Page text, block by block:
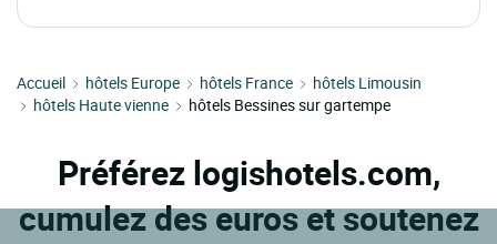
Accueil hôtels Europe hôtels France
hôtels Limousin
hôtels Haute vienne
hôtels Bessines sur gartempe
Préférez logishotels.com,
cumulez des euros et soutenez